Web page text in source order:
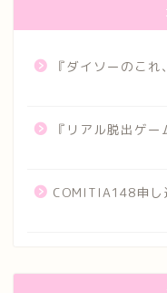
『ダイソーのこ
『リアル脱出ゲ
COMITIA148申し